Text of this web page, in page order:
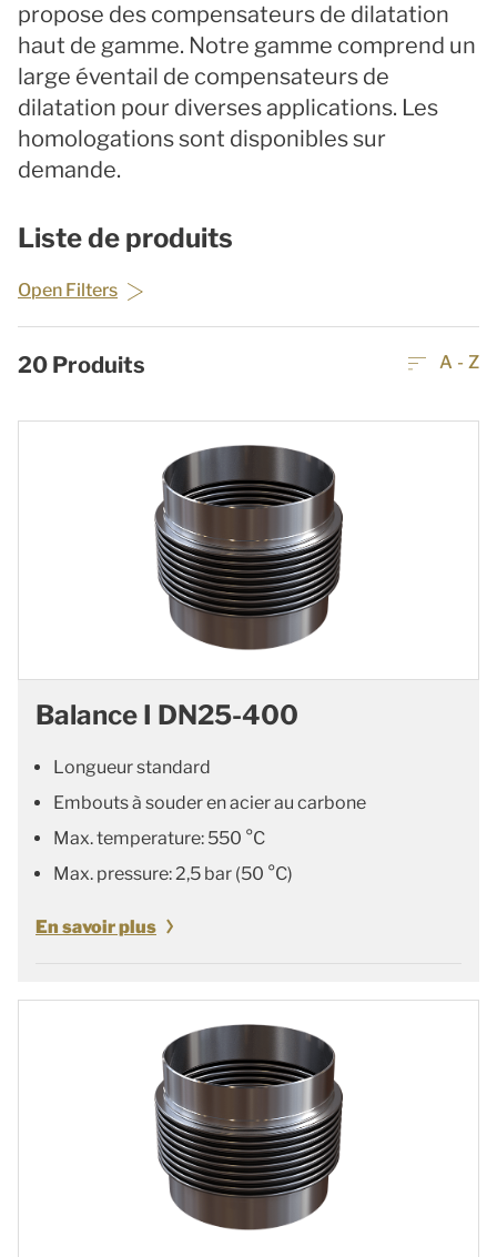
propose des compensateurs de dilatation
haut de gamme. Notre gamme comprend un
large éventail de compensateurs de
dilatation pour diverses applications. Les
homologations sont disponibles sur
demande.
Liste de produits
Open Filters
20 Produits A - Z
Balance I DN25-400
Longueur standard
Embouts à souder en acier au carbone
Max. temperature: 550 °C
Max. pressure: 2,5 bar (50 °C)
En savoir plus